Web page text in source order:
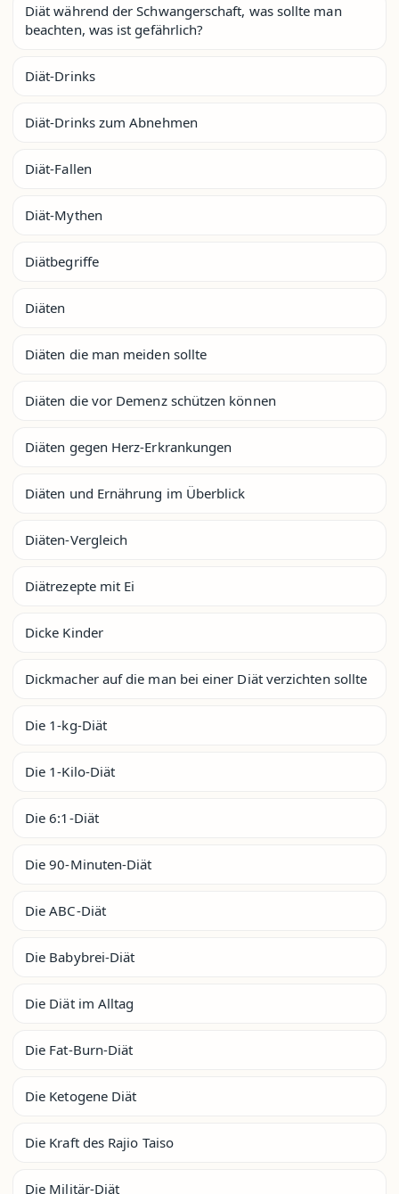
Diät während der Schwangerschaft, was sollte man
beachten, was ist gefährlich?
Diät-Drinks
Diät-Drinks zum Abnehmen
Diät-Fallen
Diät-Mythen
Diätbegriffe
Diäten
Diäten die man meiden sollte
Diäten die vor Demenz schützen können
Diäten gegen Herz-Erkrankungen
Diäten und Ernährung im Überblick
Diäten-Vergleich
Diätrezepte mit Ei
Dicke Kinder
Dickmacher auf die man bei einer Diät verzichten sollte
Die 1-kg-Diät
Die 1-Kilo-Diät
Die 6:1-Diät
Die 90-Minuten-Diät
Die ABC-Diät
Die Babybrei-Diät
Die Diät im Alltag
Die Fat-Burn-Diät
Die Ketogene Diät
Die Kraft des Rajio Taiso
Die Militär-Diät